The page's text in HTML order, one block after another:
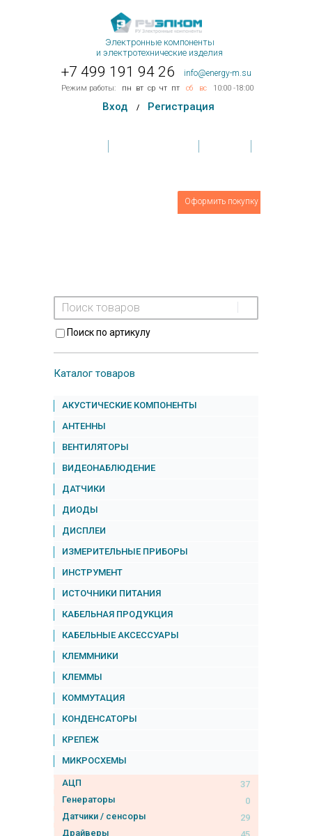
Электронные компоненты
и электротехнические изделия
+7 499 191 94 26 info@energy-m.su
Режим работы: пн вт ср чт пт сб вс 10:00 -18:00
Вход / Регистрация
Оформить покупку
Поиск по артикулу
Каталог товаров
АКУСТИЧЕСКИЕ КОМПОНЕНТЫ
АНТЕННЫ
ВЕНТИЛЯТОРЫ
ВИДЕОНАБЛЮДЕНИЕ
ДАТЧИКИ
ДИОДЫ
ДИСПЛЕИ
ИЗМЕРИТЕЛЬНЫЕ ПРИБОРЫ
ИНСТРУМЕНТ
ИСТОЧНИКИ ПИТАНИЯ
КАБЕЛЬНАЯ ПРОДУКЦИЯ
КАБЕЛЬНЫЕ АКСЕССУАРЫ
КЛЕММНИКИ
КЛЕММЫ
КОММУТАЦИЯ
КОНДЕНСАТОРЫ
КРЕПЕЖ
МИКРОСХЕМЫ
АЦП
37
Генераторы
0
Датчики / сенсоры
29
Драйверы